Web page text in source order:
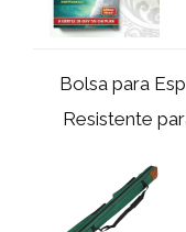
Bolsa para
Resistente